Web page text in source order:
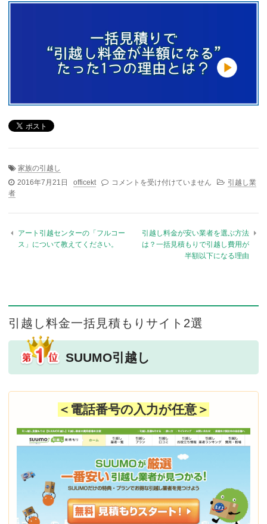
家族の引越し
2016年7月21日
officekt
アート引越センターの「シニアパック」って
コメントを受け付けていません
引越し業
者
アート引越センターの「フルコー
ス」について教えてください。
引越し料金が安い業者を選ぶ方法
は？一括見積もりで引越し費用が
半額以下になる理由
引越し料金一括見積もりサイト2選
SUUMO引越し
＜電話番号の入力が任意＞